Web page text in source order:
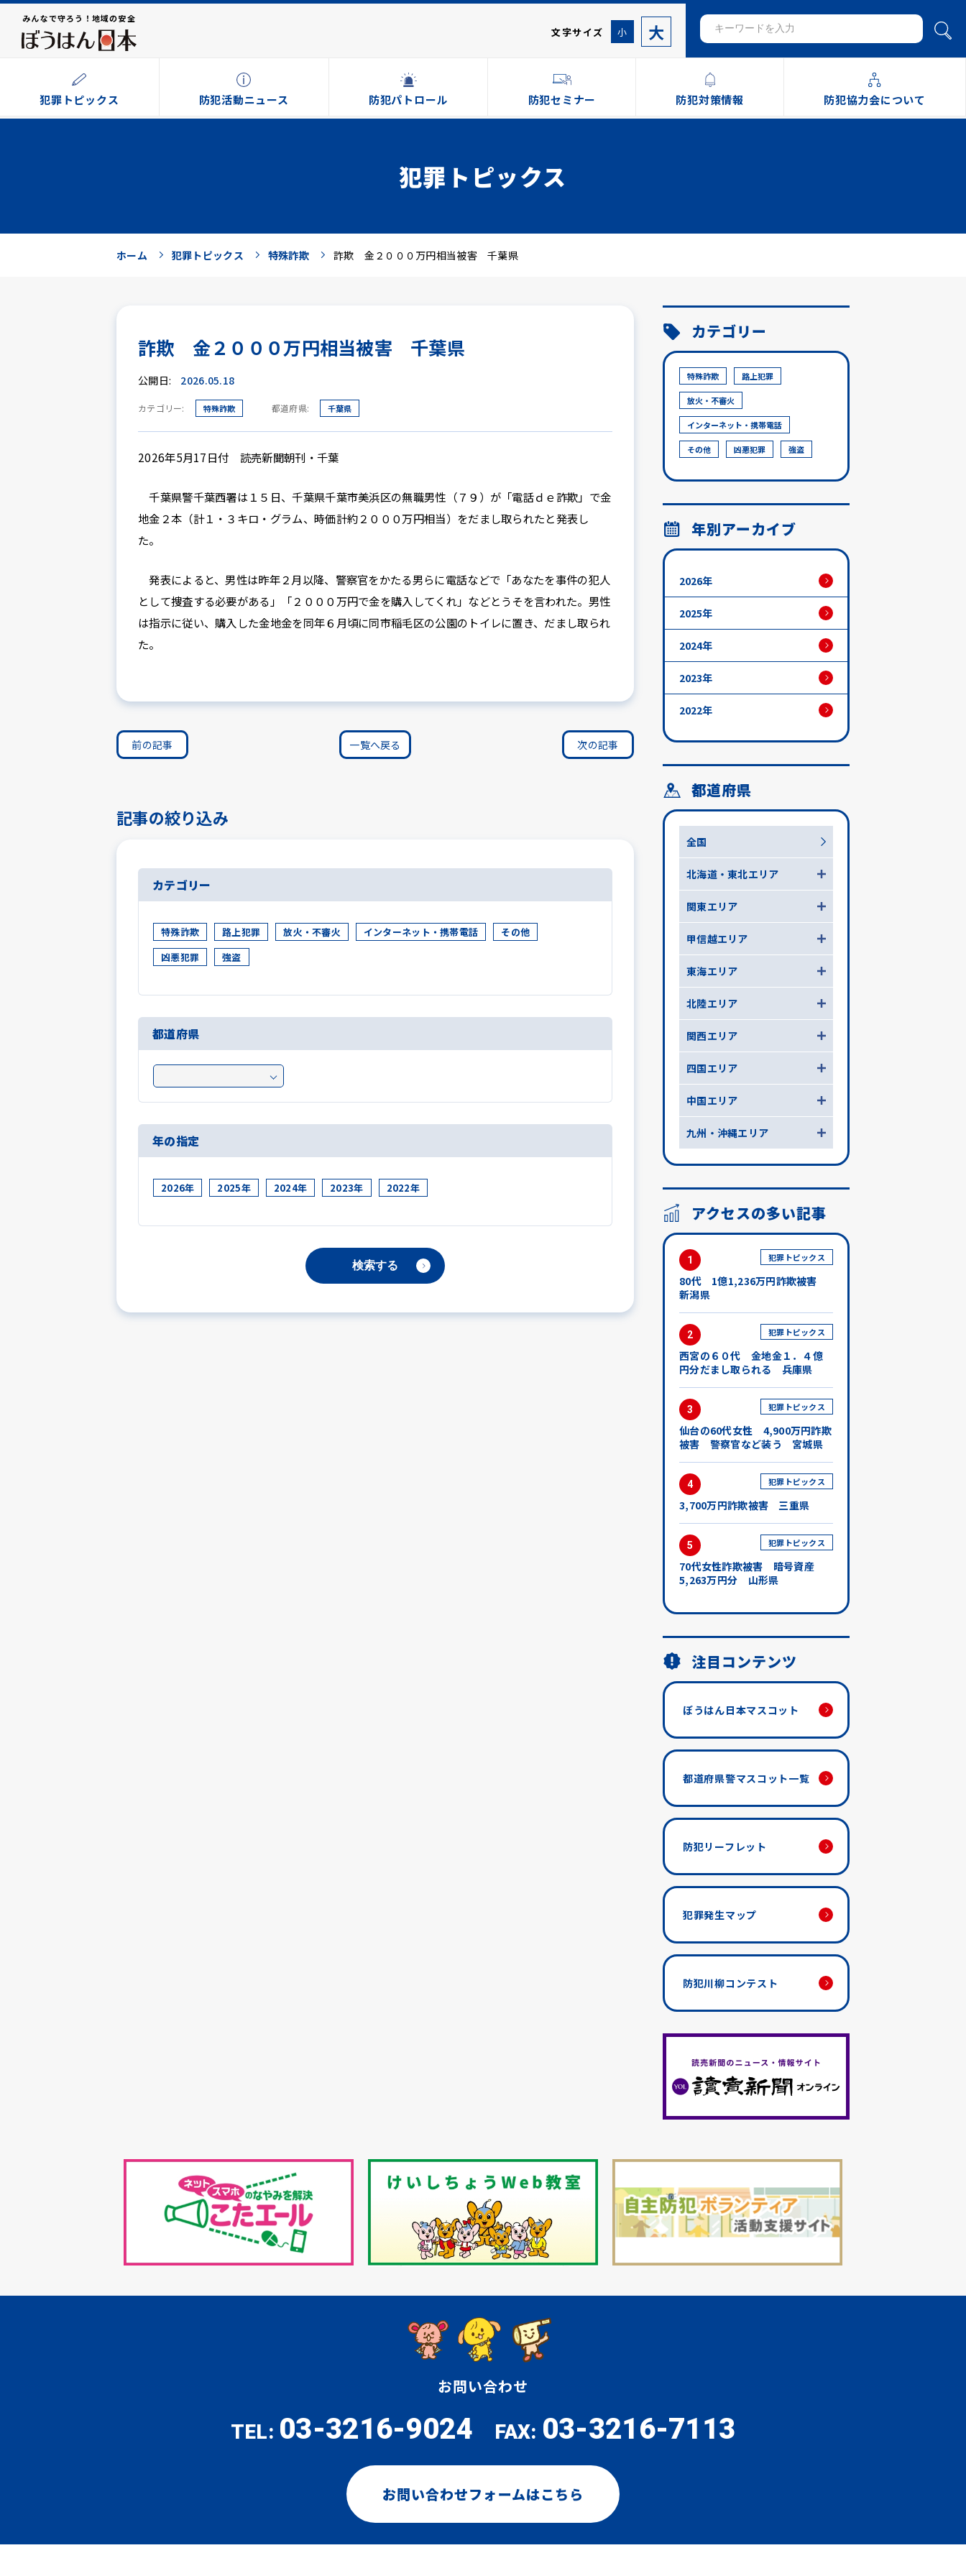
みんなで守ろう！地域の安全
文字サイズ 小 大
犯罪トピックス 防犯活動ニュース 防犯パトロール 防犯セミナー 防犯対策情報 防犯協力会について
犯罪トピックス
ホーム 犯罪トピックス 特殊詐欺 詐欺 金２０００万円相当被害 千葉県
詐欺 金２０００万円相当被害 千葉県
公開日: 2026.05.18
カテゴリー: 特殊詐欺 都道府県: 千葉県
2026年5月17日付 読売新聞朝刊・千葉
千葉県警千葉西署は１５日、千葉県千葉市美浜区の無職男性（７９）が「電話ｄｅ詐欺」で金
地金２本（計１・３キロ・グラム、時価計約２０００万円相当）をだまし取られたと発表し
た。
発表によると、男性は昨年２月以降、警察官をかたる男らに電話などで「あなたを事件の犯人
として捜査する必要がある」「２０００万円で金を購入してくれ」などとうそを言われた。男性
は指示に従い、購入した金地金を同年６月頃に同市稲毛区の公園のトイレに置き、だまし取られ
た。
前の記事 一覧へ戻る 次の記事
記事の絞り込み
カテゴリー
特殊詐欺 路上犯罪 放火・不審火 インターネット・携帯電話
その他
凶悪犯罪
強盗
都道府県
年の指定
2026年 2025年 2024年 2023年 2022年
カテゴリー
特殊詐欺 路上犯罪
放火・不審火
インターネット・携帯電話
その他 凶悪犯罪 強盗
年別アーカイブ
2026年
2025年
2024年
2023年
2022年
都道府県
全国
北海道・東北エリア
関東エリア
甲信越エリア
東海エリア
北陸エリア
関西エリア
四国エリア
中国エリア
九州・沖縄エリア
アクセスの多い記事
1 犯罪トピックス
80代 1億1,236万円詐欺被害
新潟県
2 犯罪トピックス
西宮の６０代 金地金１．４億
円分だまし取られる 兵庫県
3 犯罪トピックス
仙台の60代女性 4,900万円詐欺
被害 警察官など装う 宮城県
4 犯罪トピックス
3,700万円詐欺被害 三重県
5 犯罪トピックス
70代女性詐欺被害 暗号資産
5,263万円分 山形県
注目コンテンツ
ぼうはん日本マスコット
都道府県警マスコット一覧
防犯リーフレット
犯罪発生マップ
防犯川柳コンテスト
お問い合わせ
TEL: 03-3216-9024 FAX: 03-3216-7113
お問い合わせフォームはこちら